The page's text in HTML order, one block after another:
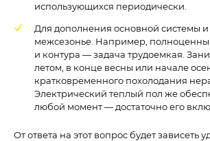
использующихся периодически.
Для дополнения основной системы
межсезонье. Например,
и контура — задача трудоемкая.
летом, в конце весны или начале
кратковременного похолодания
Электрический теплый пол же
любой момент — достаточно его
От ответа на этот вопрос будет зависеть